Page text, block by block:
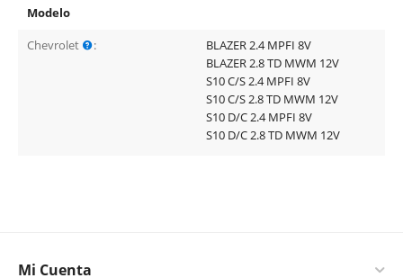
Modelo
Chevrolet
:
BLAZER 2.4 MPFI 8V
BLAZER 2.8 TD MWM 12V
S10 C/S 2.4 MPFI 8V
S10 C/S 2.8 TD MWM 12V
S10 D/C 2.4 MPFI 8V
S10 D/C 2.8 TD MWM 12V
Mi Cuenta